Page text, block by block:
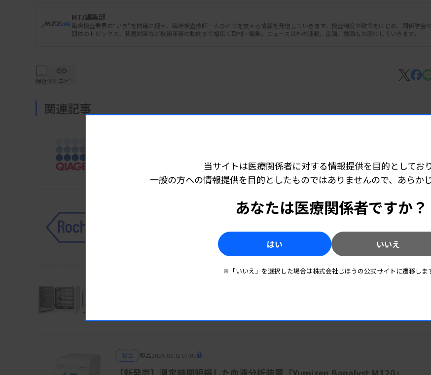
MTJ編集部
臨床検査業界の“いま”を的確に捉え、臨床検査技師一人ひとりを支える情報を発信していきます。検査制度や政策をはじめ、関係学会
団体のトピックス、装置試薬など技術革新の動向まで幅広く取材・編集。ニュース以外の連載、企画、動画もお届けしていきます。
保存URLコピー
関連記事
ットRGQ キアゲン」
【新発売】アルツハイマー関連の体外診2製品、研究試薬4製品
製品 製品2025.09.12 07:00
【新発売】測定時間短縮した血液分析装置「Yumizen Banalyst M120」
当サイトは医療関係者に対する情報提供を目的としており
一般の方への情報提供を目的としたものではありませんので、あらか
あなたは医療関係者ですか？
はい いいえ
※「いいえ」を選択した場合は株式会社じほうの公式サイトに遷移しま